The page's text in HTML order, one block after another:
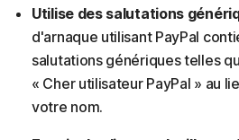
Utilise des salutations
d'arnaque utilisant PayPal
salutations génériques telles
« Cher utilisateur PayPal » au
votre nom.